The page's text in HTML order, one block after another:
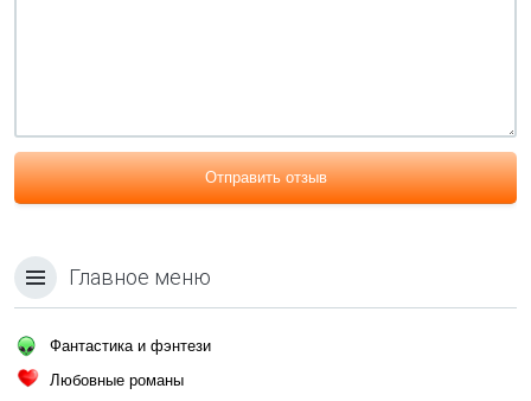
Отправить отзыв
Главное меню
Фантастика и фэнтези
Любовные романы